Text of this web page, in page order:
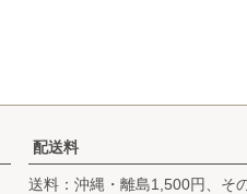
配送料
送料：沖縄・離島1,500円、そ